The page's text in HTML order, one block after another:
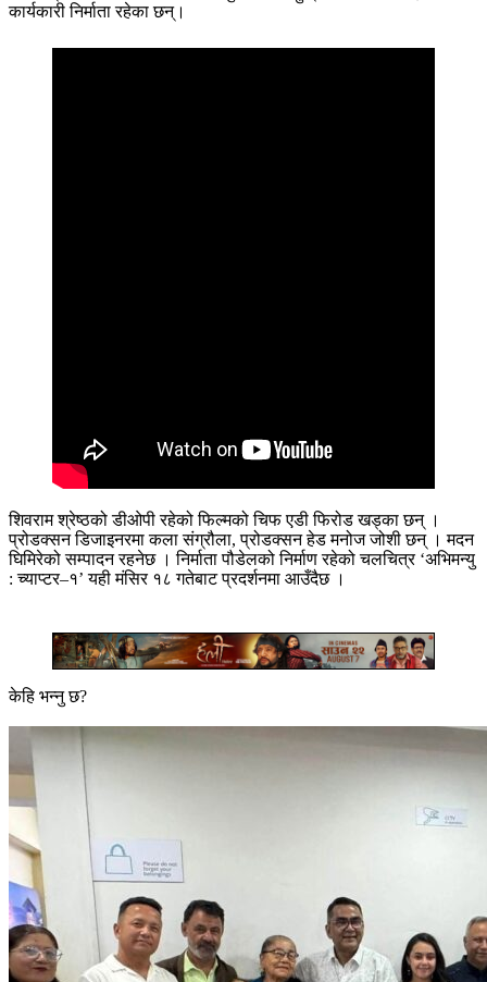
कार्यकारी निर्माता रहेका छन्।
शिवराम श्रेष्ठको डीओपी रहेको फिल्मको चिफ एडी फिरोड खड्का छन् ।
प्रोडक्सन डिजाइनरमा कला संग्रौला, प्रोडक्सन हेड मनोज जोशी छन् । मदन
घिमिरेको सम्पादन रहनेछ । निर्माता पौडेलको निर्माण रहेको चलचित्र ‘अभिमन्यु
: च्याप्टर–१’ यही मंसिर १८ गतेबाट प्रदर्शनमा आउँदैछ ।
केहि भन्नु छ?